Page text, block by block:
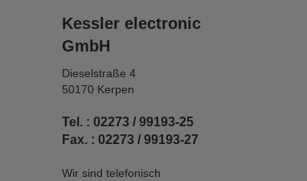
Kessler electronic
GmbH
Dieselstraße 4
50170 Kerpen
Tel. : 02273 / 99193-25
Fax. : 02273 / 99193-27
Wir sind telefonisch